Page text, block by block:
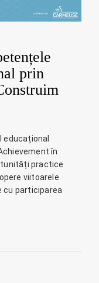
prin
educațional
în
practice
viitoarele
cu participarea